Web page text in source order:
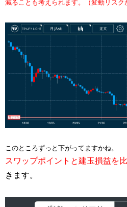
減ることも考えられます。（変動リスク
​​​このところずっと下がってますかね。​
スワップポイントと建玉損益を
きます。